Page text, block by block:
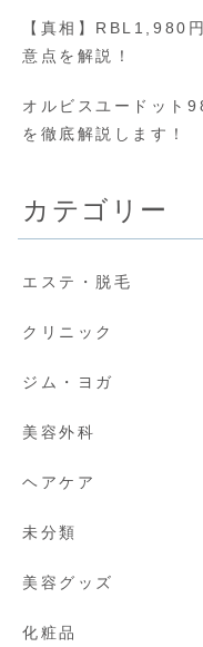
【真相】RBL1,980
意点を解説！
オルビスユードット
を徹底解説します！
カテゴリー
エステ・脱毛
クリニック
ジム・ヨガ
美容外科
ヘアケア
未分類
美容グッズ
化粧品